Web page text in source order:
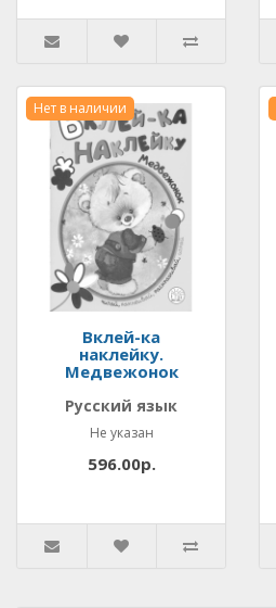
Нет в наличии
Вклей-ка
наклейку.
Медвежонок
Русский язык
Не указан
596.00р.